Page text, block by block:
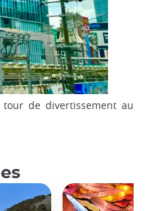
tour de divertissement au